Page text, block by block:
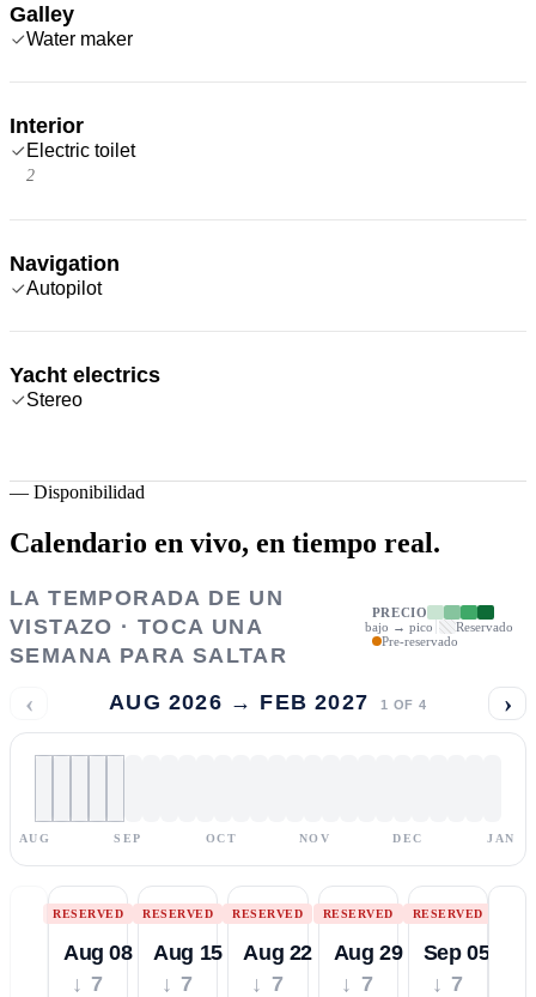
Galley
Water maker
Interior
Electric toilet
2
Navigation
Autopilot
Yacht electrics
Stereo
— Disponibilidad
Calendario en vivo, en tiempo real.
LA TEMPORADA DE UN
VISTAZO · TOCA UNA
SEMANA PARA SALTAR
PRECIO
bajo → pico
Reservado
Pre-reservado
‹ AUG 2026 → FEB 2027 1 OF 4 ›
AUG SEP OCT NOV DEC JAN
RESERVED
Aug 08
↓ 7
RESERVED
Aug 15
↓ 7
RESERVED
Aug 22
↓ 7
RESERVED
Aug 29
↓ 7
RESERVED
Sep 05
↓ 7